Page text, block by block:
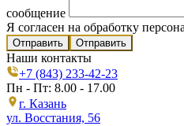
сообщение
Я согласен на обработку
Отправить
Наши контакты
+7 (843) 233-42-23
Пн - Пт: 8.00 - 17.00
г. Казань
ул. Восстания, 56